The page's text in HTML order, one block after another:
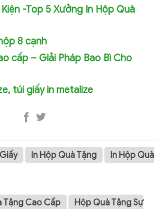
-Top 5 Xưởng In Hộp Quà
8 cạnh
cấp – Giải Pháp Bao Bì Cho
túi giấy in metalize
In Hộp Quà Tặng
In Hộp Quà
Tặng Cao Cấp
Hộp Quà Tặng Sự